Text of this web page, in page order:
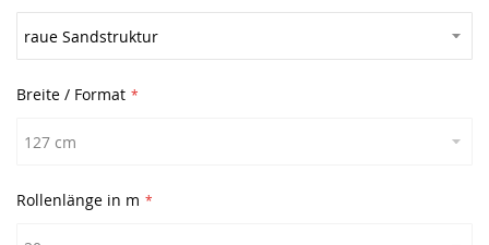
Breite / Format
Rollenlänge in m